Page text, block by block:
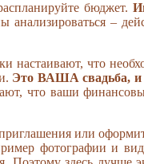
бюджет.
–
настаивают, что
Это ВАША свадьба, и
что ваши
или
фотографии и